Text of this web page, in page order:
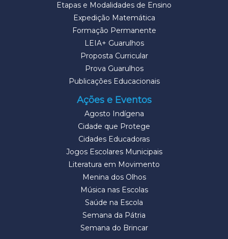
Etapas e Modalidades de Ensino
Expedição Matemática
Formação Permanente
LEIA+ Guarulhos
Proposta Curricular
Prova Guarulhos
Publicações Educacionais
Ações e Eventos
Agosto Indígena
Cidade que Protege
Cidades Educadoras
Jogos Escolares Municipais
Literatura em Movimento
Menina dos Olhos
Música nas Escolas
Saúde na Escola
Semana da Pátria
Semana do Brincar